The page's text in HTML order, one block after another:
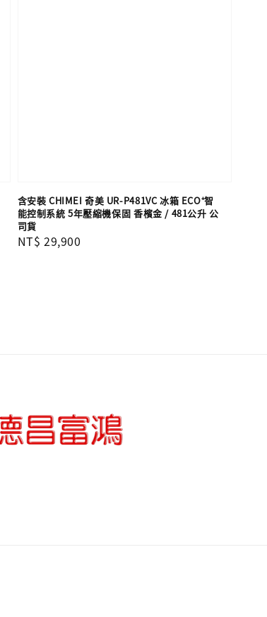
含安裝 CHIMEI 奇美 UR-P481VC 冰箱 ECO⁺智
能控制系統 5年壓縮機保固 香檳金 / 481公升 公
司貨
Regular
NT$ 29,900